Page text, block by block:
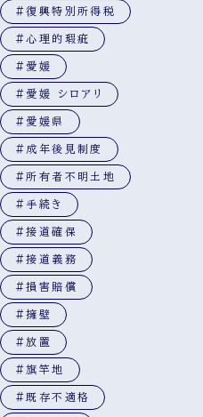
#復興特別所得税
#心理的瑕疵
#愛媛
#愛媛 シロアリ
#愛媛県
#成年後見制度
#所有者不明土地
#手続き
#接道確保
#接道義務
#損害賠償
#擁壁
#放置
#旗竿地
#既存不適格